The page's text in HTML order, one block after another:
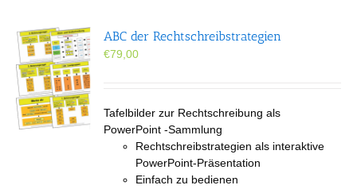
ABC der Rechtschreibstrategien
€79,00
Tafelbilder zur Rechtschreibung als
PowerPoint -Sammlung
Rechtschreibstrategien als interaktive
PowerPoint-Präsentation
Einfach zu bedienen